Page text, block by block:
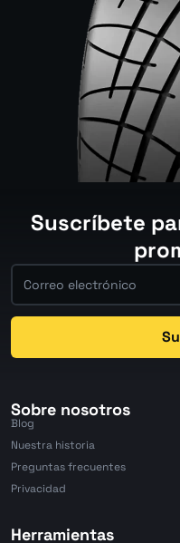
Suscríbete
Sobre nosotros
Blog
Nuestra historia
Preguntas frecuentes
Privacidad
Herramientas